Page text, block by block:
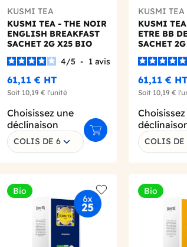
panier
KUSMI TEA
KUSMI TEA - THE NOIR
ENGLISH BREAKFAST
SACHET 2G X25 BIO
4/5 - 1avis
61,11 € HT
Soit 10,19 € l'unité
Choisissez une
déclinaison
COLIS DE 6
Ajouter au panier
KUSMI TEA
KUSMI
ETRE BB
SACHET
61,11 € HT
Soit 10,19 €
COLIS DE
Bio
Add to wishlist
Bio